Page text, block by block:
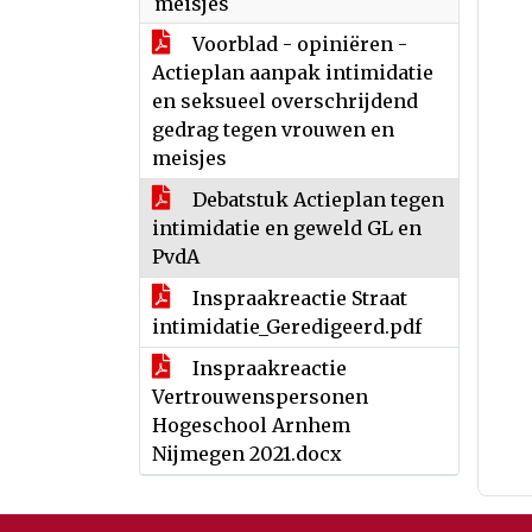
Voorblad - opiniëren -
Actieplan aanpak intimidatie
en seksueel overschrijdend
gedrag tegen vrouwen en
meisjes
Debatstuk Actieplan tegen
intimidatie en geweld GL en
PvdA
Inspraakreactie Straat
intimidatie_Geredigeerd.pdf
Inspraakreactie
Vertrouwenspersonen
Hogeschool Arnhem
Nijmegen 2021.docx